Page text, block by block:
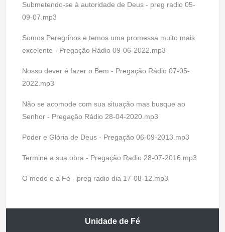
Submetendo-se à autoridade de Deus - preg radio 05-
09-07.mp3
Somos Peregrinos e temos uma promessa muito mais
excelente - Pregação Rádio 09-06-2022.mp3
Nosso dever é fazer o Bem - Pregação Rádio 07-05-
2022.mp3
Não se acomode com sua situação mas busque ao
Senhor - Pregação Rádio 28-04-2020.mp3
Poder e Glória de Deus - Pregação 06-09-2013.mp3
Termine a sua obra - Pregação Radio 28-07-2016.mp3
O medo e a Fé - preg radio dia 17-08-12.mp3
Unidade de Fé